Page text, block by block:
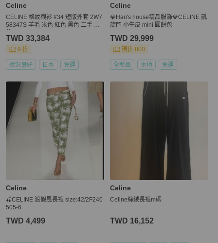
Celine
CELINE 格紋襯衫 #34 短版外套 2W7
58347S 羊毛 米色 紅色 黑色 二手 女
TWD 33,384
9 折
狀況良好 日本 免運
Celine
💎Han's house精品服飾💎CELINE 凱
旋門 小牛皮 mini 圓餅包
TWD 29,999
現折 800
全新品 本地 免運
Celine
🍒CELINE 渡假風長褲 size:42/2F240
505-6
TWD 4,499
Celine
Celine絲絨長褲m碼
TWD 16,152